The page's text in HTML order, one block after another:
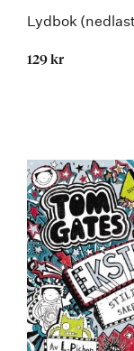
Lydbok
129 kr